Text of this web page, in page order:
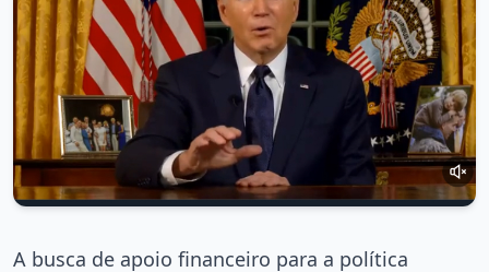
A busca de apoio financeiro para a política